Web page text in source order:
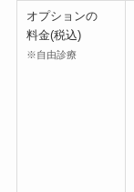
オプションの
料金(税込)
※自由診療